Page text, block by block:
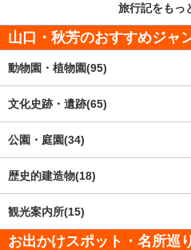
旅行記をもっ
山口・秋芳のおすすめジャ
動物園・植物園(95)
文化史跡・遺跡(65)
公園・庭園(34)
歴史的建造物(18)
観光案内所(15)
お出かけスポット・名所巡